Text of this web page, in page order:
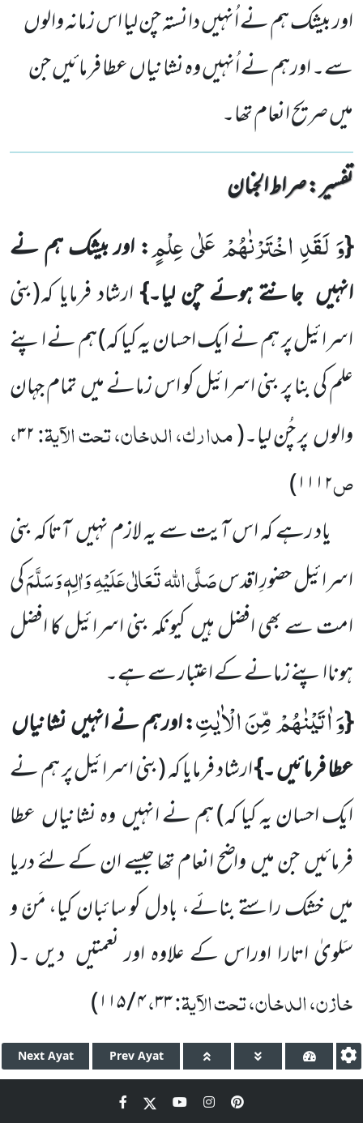
اور بیشک ہم نے اُنہیں دانستہ چن لیا اس زمانہ والوں
سے۔ اورہم نے اُنہیں وہ نشانیاں عطا فرمائیں جن
میں صریح انعام تھا۔
تفسیر : ‎صراط الجنان
{وَ لَقَدِ اخْتَرْنٰهُمْ عَلٰى عِلْمٍ: اور بیشک ہم نے
انہیں جانتے ہوئے چن لیا۔}ارشاد فرمایاکہ(بنی
اسرائیل پر ہم نے ایک احسان یہ کیا کہ)ہم نے اپنے
علم کی بنا پر بنی اسرائیل کو اس زمانے میںتمام جہان
والوںپر چُن لیا۔(مدارک، الدخان، تحت الآیۃ:۳۲،
ص۱۱۱۲)
یاد رہے کہ اس آیت سے یہ لازم نہیںآتا کہ بنی
اسرائیل حضورِاقدسصَلَّی اللہ تَعَالٰی عَلَیْہِ وَاٰلِہٖ وَسَلَّمَکی
امت سےبھی افضل ہیںکیونکہ بنی اسرائیل کا افضل
ہونااپنے زمانے کے اعتبار سے ہے۔
{وَ اٰتَیْنٰهُمْ مِّنَ الْاٰیٰتِ: اورہم نے انہیںنشانیاں
عطا فرمائیں ۔}ارشاد فرمایا کہ(بنی اسرائیل پر ہم نے
ایک احسان یہکیا کہ)ہم نے انہیںوہ نشانیاںعطا
فرمائیںجن میںواضح انعام تھا جیسے ان کے لئے دریا
میںخشک راستے بنائے، بادل کو سائبان کیا، مَنّ و
سَلویٰ اتارا اوراس کے علاوہ اور نعمتیں دیں ۔(
خازن، الدخان، تحت الآیۃ:۳۳،۴/۱۱۵)
Next Ayat Prev Ayat